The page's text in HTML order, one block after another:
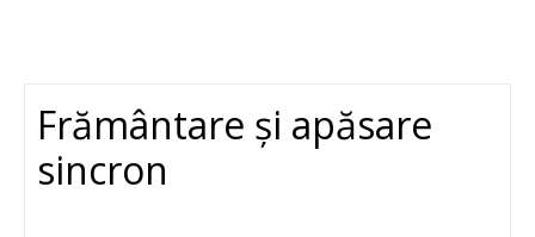
Frământare și apăsare
sincron